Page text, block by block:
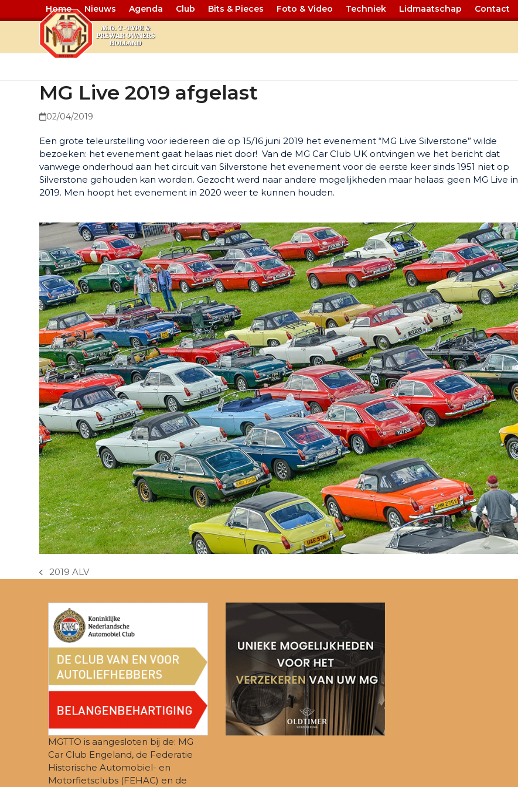
Home Nieuws Agenda Club Bits & Pieces Foto & Video Techniek Lidmaatschap Contact
MG Live 2019 afgelast
02/04/2019
Een grote teleurstelling voor iedereen die op 15/16 juni 2019 het evenement “MG Live Silverstone” wilde
bezoeken: het evenement gaat helaas niet door! Van de MG Car Club UK ontvingen we het bericht dat
vanwege onderhoud aan het circuit van Silverstone het evenement voor de eerste keer sinds 1951 niet op
Silverstone gehouden kan worden. Gezocht werd naar andere mogelijkheden maar helaas: geen MG Live in
2019. Men hoopt het evenement in 2020 weer te kunnen houden.
previous
2019 ALV
MGTTO is aangesloten bij de: MG
Car Club Engeland, de Federatie
Historische Automobiel- en
Motorfietsclubs (FEHAC) en de